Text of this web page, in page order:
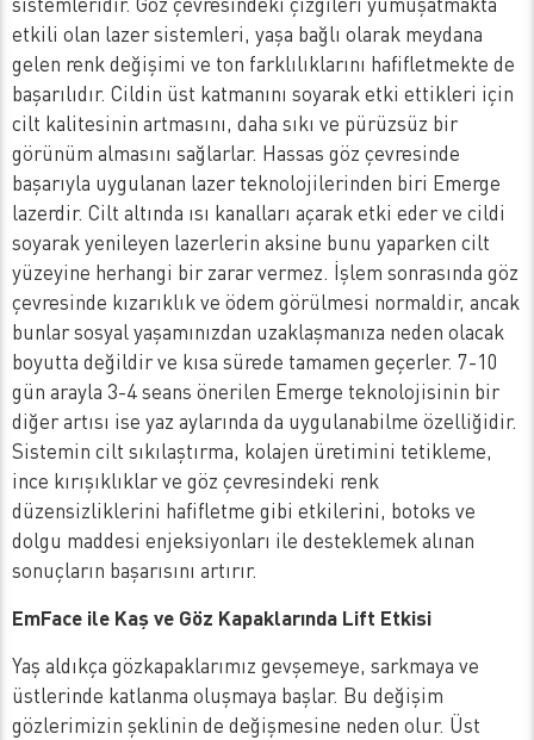
etkili olan lazer sistemleri, yaşa bağlı olarak meydana
gelen renk değişimi ve ton farklılıklarını hafifletmekte de
başarılıdır. Cildin üst katmanını soyarak etki ettikleri için
cilt kalitesinin artmasını, daha sıkı ve pürüzsüz bir
görünüm almasını sağlarlar. Hassas göz çevresinde
başarıyla uygulanan lazer teknolojilerinden biri Emerge
lazerdir. Cilt altında ısı kanalları açarak etki eder ve cildi
soyarak yenileyen lazerlerin aksine bunu yaparken cilt
yüzeyine herhangi bir zarar vermez. İşlem sonrasında göz
çevresinde kızarıklık ve ödem görülmesi normaldir, ancak
bunlar sosyal yaşamınızdan uzaklaşmanıza neden olacak
boyutta değildir ve kısa sürede tamamen geçerler. 7-10
gün arayla 3-4 seans önerilen Emerge teknolojisinin bir
diğer artısı ise yaz aylarında da uygulanabilme özelliğidir.
Sistemin cilt sıkılaştırma, kolajen üretimini tetikleme,
ince kırışıklıklar ve göz çevresindeki renk
düzensizliklerini hafifletme gibi etkilerini, botoks ve
dolgu maddesi enjeksiyonları ile desteklemek alınan
sonuçların başarısını artırır.
EmFace ile Kaş ve Göz Kapaklarında Lift Etkisi
Yaş aldıkça gözkapaklarımız gevşemeye, sarkmaya ve
üstlerinde katlanma oluşmaya başlar. Bu değişim
gözlerimizin şeklinin de değişmesine neden olur. Üst